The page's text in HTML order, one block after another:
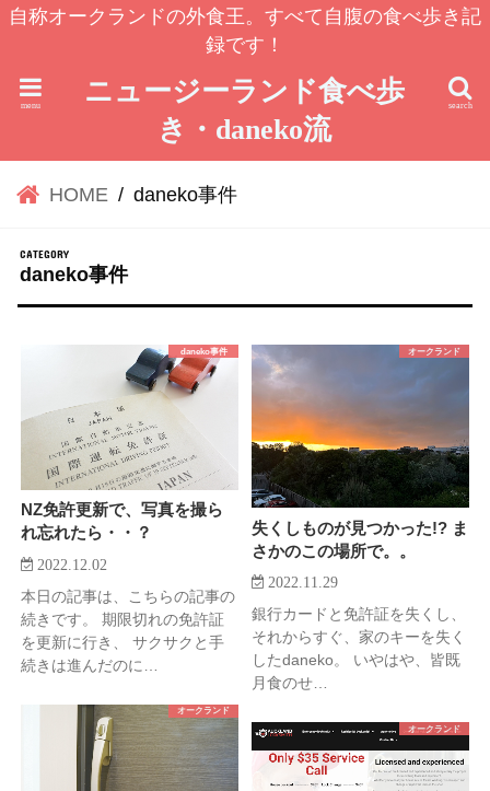
自称オークランドの外食王。すべて自腹の食べ歩き記
録です！
ニュージーランド食べ歩
き・daneko流
search
menu
HOME daneko事件
daneko事件
daneko事件
NZ免許更新で、写真を撮ら
れ忘れたら・・？
2022.12.02
本日の記事は、こちらの記事の
続きです。 期限切れの免許証
を更新に行き、 サクサクと手
続きは進んだのに…
オークランド
失くしものが見つかった!? ま
さかのこの場所で。。
2022.11.29
銀行カードと免許証を失くし、
それからすぐ、家のキーを失く
したdaneko。 いやはや、皆既
月食のせ…
オークランド
オークランド